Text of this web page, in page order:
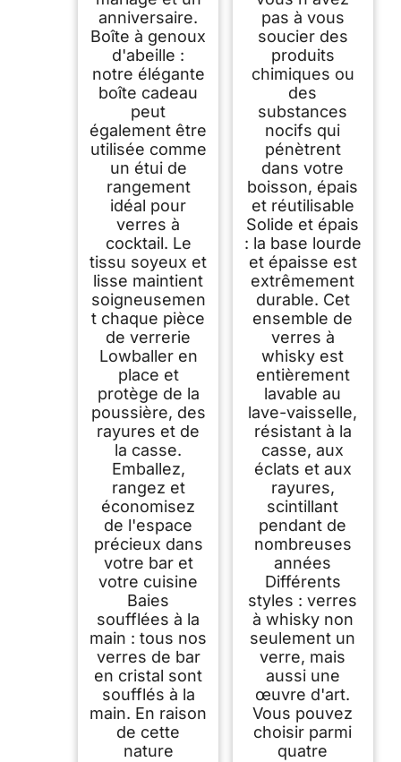
anniversaire.
Boîte à genoux
d'abeille :
notre élégante
boîte cadeau
peut
également être
utilisée comme
un étui de
rangement
idéal pour
verres à
cocktail. Le
tissu soyeux et
lisse maintient
soigneusemen
t chaque pièce
de verrerie
Lowballer en
place et
protège de la
poussière, des
rayures et de
la casse.
Emballez,
rangez et
économisez
de l'espace
précieux dans
votre bar et
votre cuisine
Baies
soufflées à la
main : tous nos
verres de bar
en cristal sont
soufflés à la
main. En raison
de cette
nature
pas à vous
soucier des
produits
chimiques ou
des
substances
nocifs qui
pénètrent
dans votre
boisson, épais
et réutilisable
Solide et épais
: la base lourde
et épaisse est
extrêmement
durable. Cet
ensemble de
verres à
whisky est
entièrement
lavable au
lave-vaisselle,
résistant à la
casse, aux
éclats et aux
rayures,
scintillant
pendant de
nombreuses
années
Différents
styles : verres
à whisky non
seulement un
verre, mais
aussi une
œuvre d'art.
Vous pouvez
choisir parmi
quatre